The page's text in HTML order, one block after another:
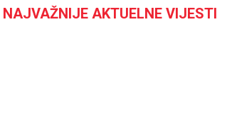
NAJVAŽNIJE AKTUELNE VIJESTI